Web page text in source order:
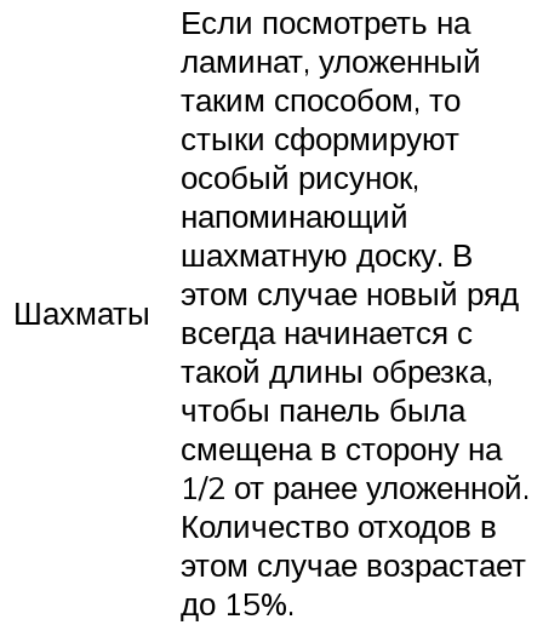
Шахматы
Если посмотреть на
ламинат, уложенный
таким способом, то
стыки сформируют
особый рисунок,
напоминающий
шахматную доску. В
этом случае новый ряд
всегда начинается с
такой длины обрезка,
чтобы панель была
смещена в сторону на
1/2 от ранее уложенной.
Количество отходов в
этом случае возрастает
до 15%.